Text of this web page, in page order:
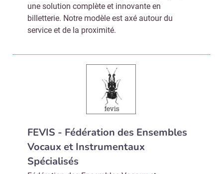
une solution complète et innovante en
billetterie. Notre modèle est axé autour du
service et de la proximité.
FEVIS - Fédération des Ensembles
Vocaux et Instrumentaux
Spécialisés